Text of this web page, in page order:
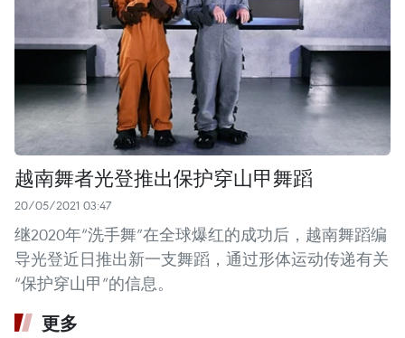
越南舞者光登推出保护穿山甲舞蹈
20/05/2021 03:47
继2020年“洗手舞”在全球爆红的成功后，越南舞蹈编
导光登近日推出新一支舞蹈，通过形体运动传递有关
“保护穿山甲”的信息。
更多